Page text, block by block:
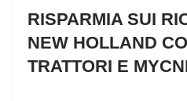
RISPARMIA SUI
NEW HOLLAND
TRATTORI E